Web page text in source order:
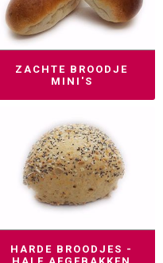
ZACHTE BROODJE
MINI'S
HARDE BROODJES -